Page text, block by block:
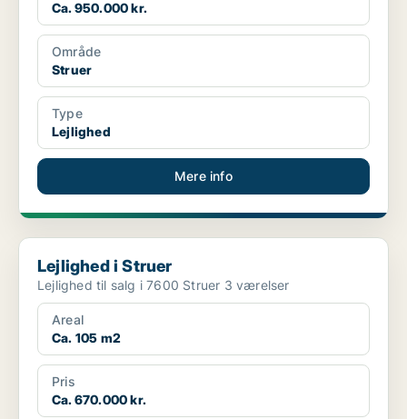
Ca. 950.000 kr.
Område
Struer
Type
Lejlighed
Mere info
Lejlighed i Struer
Lejlighed i Struer
Lejlighed til salg i 7600 Struer 3 værelser
Areal
Ca. 105 m2
Pris
Ca. 670.000 kr.